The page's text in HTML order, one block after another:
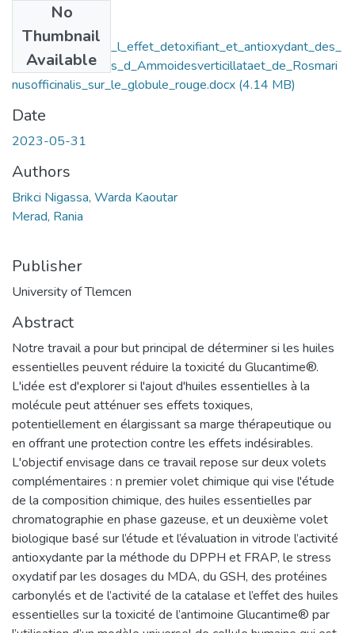
No
Thumbnail
Available
Etude_in_vitro_de_l_effet_detoxifiant_et_antioxydant_des_
huiles_essentielles_d_Ammoidesverticillataet_de_Rosmari
nusofficinalis_sur_le_globule_rouge.docx (4.14 MB)
Date
2023-05-31
Authors
Brikci Nigassa, Warda Kaoutar
Merad, Rania
Publisher
University of Tlemcen
Abstract
Notre travail a pour but principal de déterminer si les huiles
essentielles peuvent réduire la toxicité du Glucantime®.
L'idée est d'explorer si l'ajout d'huiles essentielles à la
molécule peut atténuer ses effets toxiques,
potentiellement en élargissant sa marge thérapeutique ou
en offrant une protection contre les effets indésirables.
L'objectif envisage dans ce travail repose sur deux volets
complémentaires : n premier volet chimique qui vise l'étude
de la composition chimique, des huiles essentielles par
chromatographie en phase gazeuse, et un deuxième volet
biologique basé sur l’étude et l’évaluation in vitrode l’activité
antioxydante par la méthode du DPPH et FRAP, le stress
oxydatif par les dosages du MDA, du GSH, des protéines
carbonylés et de l’activité de la catalase et l’effet des huiles
essentielles sur la toxicité de l’antimoine Glucantime® par